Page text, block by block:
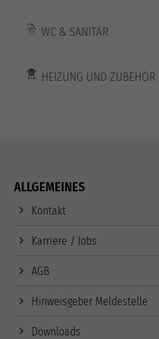
WC & SANITÄR
HEIZUNG UND ZUBEHÖR
ALLGEMEINES
Kontakt
Karriere / Jobs
AGB
Hinweisgeber Meldestelle
Downloads